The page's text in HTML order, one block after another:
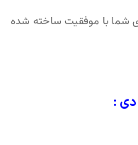
شما با موفقیت ساخته شده
: